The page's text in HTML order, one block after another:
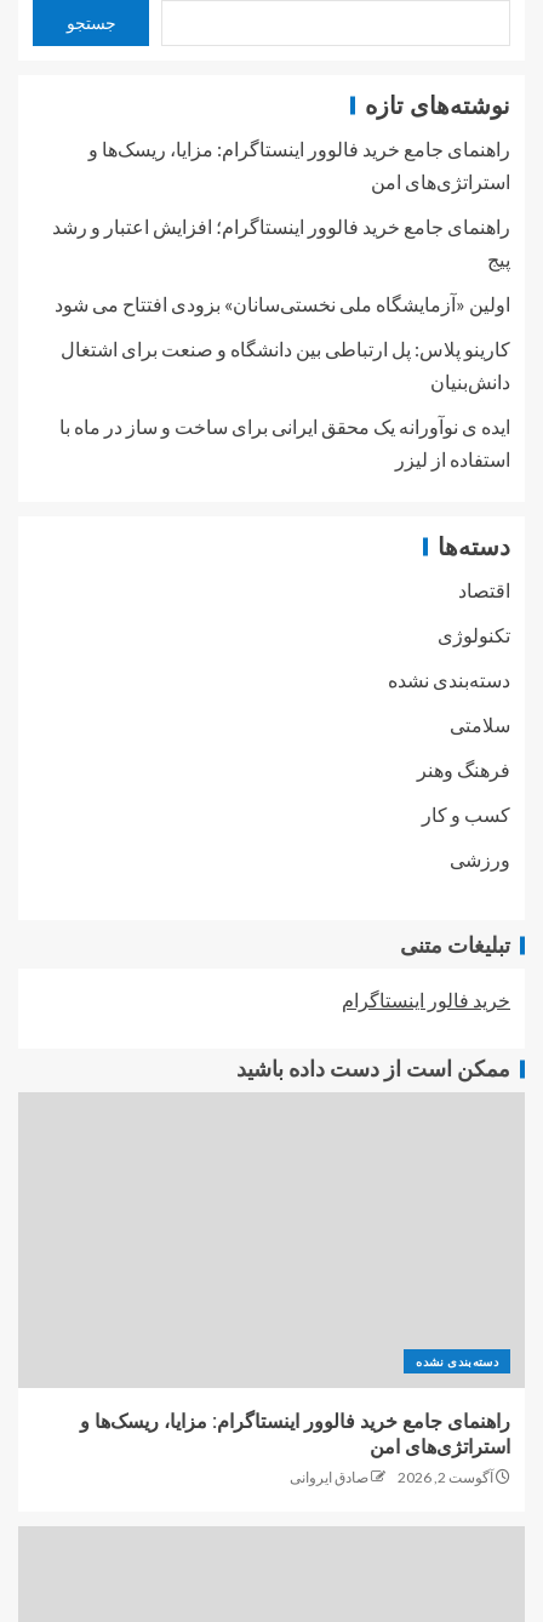
جستجو
نوشته‌های تازه
راهنمای جامع خرید فالوور اینستاگرام: مزایا، ریسک‌ها و
استراتژی‌های امن
راهنمای جامع خرید فالوور اینستاگرام؛ افزایش اعتبار و رشد
پیج
اولین «آزمایشگاه ملی نخستی‌سانان» بزودی افتتاح می شود
کارینو پلاس: پل ارتباطی بین دانشگاه و صنعت برای اشتغال
دانش‌بنیان
ایده ی نوآورانه یک محقق ایرانی برای ساخت و ساز در ماه با
استفاده از لیزر
دسته‌ها
اقتصاد
تکنولوژی
دسته‌بندی نشده
سلامتی
فرهنگ وهنر
کسب و کار
ورزشی
تبلیغات متنی
خرید فالور اینستاگرام
ممکن است از دست داده باشید
دسته‌بندی نشده
راهنمای جامع خرید فالوور اینستاگرام: مزایا، ریسک‌ها و
استراتژی‌های امن
آگوست 2, 2026 صادق ایروانی